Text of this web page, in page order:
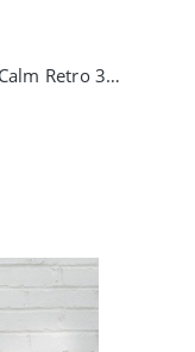
Kubek z psem Maltańczyk Keep Calm Retro 330 ml